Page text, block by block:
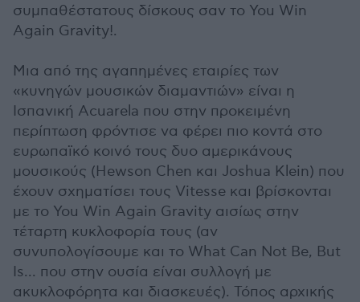
συμπαθέστατους δίσκους σαν το You Win
Again Gravity!.
Μια από της αγαπημένες εταιρίες των
«κυνηγών μουσικών διαμαντιών» είναι η
Ισπανική Acuarela που στην προκειμένη
περίπτωση φρόντισε να φέρει πιο κοντά στο
ευρωπαϊκό κοινό τους δυο αμερικάνους
μουσικούς (Hewson Chen και Joshua Klein) που
έχουν σχηματίσει τους Vitesse και βρίσκονται
με το You Win Again Gravity αισίως στην
τέταρτη κυκλοφορία τους (αν
συνυπολογίσουμε και το What Can Not Be, But
Is... που στην ουσία είναι συλλογή με
ακυκλοφόρητα και διασκευές). Τόπος αρχικής